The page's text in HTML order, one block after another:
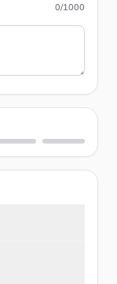
0/1000